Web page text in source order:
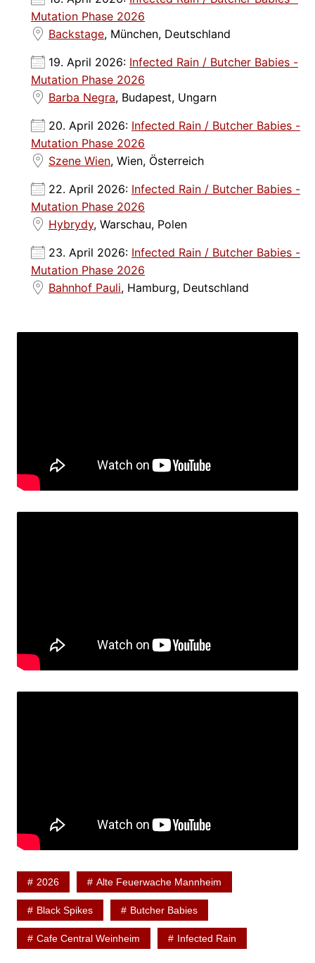
Mutation Phase 2026
Backstage, München, Deutschland
19. April 2026: Infected Rain / Butcher Babies -
Mutation Phase 2026
Barba Negra, Budapest, Ungarn
20. April 2026: Infected Rain / Butcher Babies -
Mutation Phase 2026
Szene Wien, Wien, Österreich
22. April 2026: Infected Rain / Butcher Babies -
Mutation Phase 2026
Hybrydy, Warschau, Polen
23. April 2026: Infected Rain / Butcher Babies -
Mutation Phase 2026
Bahnhof Pauli, Hamburg, Deutschland
2026 Alte Feuerwache Mannheim
Black Spikes Butcher Babies
Cafe Central Weinheim Infected Rain